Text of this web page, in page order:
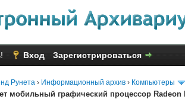
Вход Зарегистрироваться
Рунета › Информационный архив › Компьютеры
мобильный графический процессор Radeon